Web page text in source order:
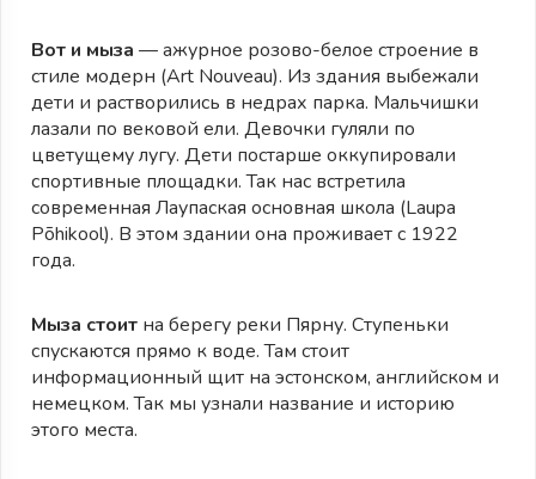
Вот и мыза — ажурное розово-белое строение в
стиле модерн (Art Nouveau). Из здания выбежали
дети и растворились в недрах парка. Мальчишки
лазали по вековой ели. Девочки гуляли по
цветущему лугу. Дети постарше оккупировали
спортивные площадки. Так нас встретила
современная Лаупаская основная школа (Laupa
Põhikool). В этом здании она проживает с 1922
года.
Мыза стоит на берегу реки Пярну. Ступеньки
спускаются прямо к воде. Там стоит
информационный щит на эстонском, английском и
немецком. Так мы узнали название и историю
этого места.